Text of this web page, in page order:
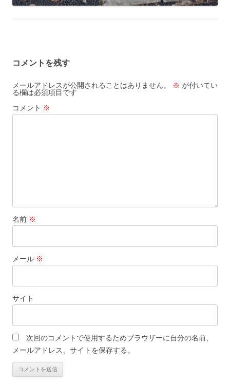
コメントを残す
メールアドレスが公開されることはありません。 ※ が付いてい
る欄は必須項目です
コメント ※
名前 ※
メール ※
サイト
次回のコメントで使用するためブラウザーに自分の名前、
メールアドレス、サイトを保存する。